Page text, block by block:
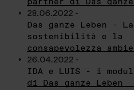
28.06.2022 -
Das ganze Leben - La
sostenibilità e la
consapevolezza
26.04.2022 -
IDA e LUIS - i
di Das ganze Leben